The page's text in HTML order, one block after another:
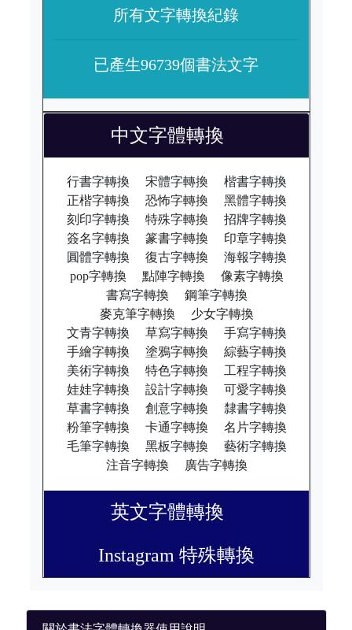
所有文字轉換紀錄
已產生96739個書法文字
中文字體轉換
行書字轉換 宋體字轉換
楷書字轉換
正楷字轉換
恐怖字轉換
黑體字轉換
刻印字轉換
特殊字轉換
招牌字轉換
簽名字轉換
篆書字轉換
印章字轉換
圓體字轉換
復古字轉換
海報字轉換
pop字轉換
點陣字轉換
像素字轉換
書寫字轉換
鋼筆字轉換
麥克筆字轉換
少女字轉換
文青字轉換
草寫字轉換
手寫字轉換
手繪字轉換
塗鴉字轉換
綜藝字轉換
美術字轉換
特色字轉換
工程字轉換
娃娃字轉換
設計字轉換
可愛字轉換
草書字轉換
創意字轉換
隸書字轉換
粉筆字轉換
卡通字轉換
名片字轉換
毛筆字轉換
黑板字轉換
藝術字轉換
注音字轉換
廣告字轉換
英文字體轉換
Instagram 特殊轉換